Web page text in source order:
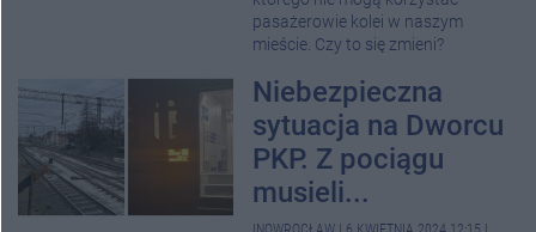
pasażerowie kolei w naszym
mieście. Czy to się zmieni?
Niebezpieczna
sytuacja na Dworcu
PKP. Z pociągu
musieli...